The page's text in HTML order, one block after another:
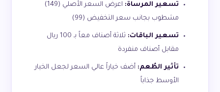
تسعير المرساة:
اعرض السعر الأصلي (149)
مشطوب بجانب سعر التخفيض (99)
تسعير الباقات:
ثلاثة أصناف معاً بـ 100 ريال
مقابل أصناف منفردة
تأثير الطُعم: أضف خياراً عالي السعر لجعل الخيار
الأوسط جذاباً